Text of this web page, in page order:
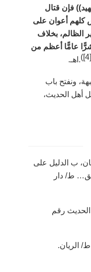
فإن قتال
كلهم أعوان على
الظالم، بخلاف
عامًّا أعظم من
[4]
).اهـ.
ونفتح باب
أهل الحديث،
ب الدليل على
ط/ دار
((فتح الباري)) (5/147) الحديث رقم